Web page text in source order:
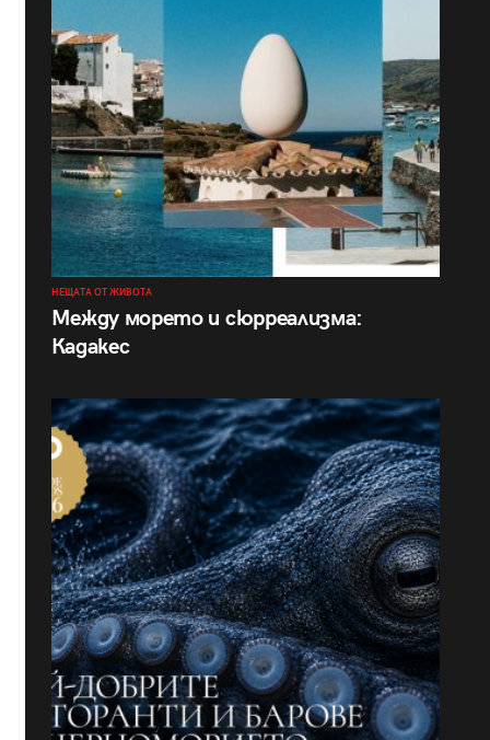
НЕЩАТА ОТ ЖИВОТА
Между морето и сюрреализма:
Кадакес